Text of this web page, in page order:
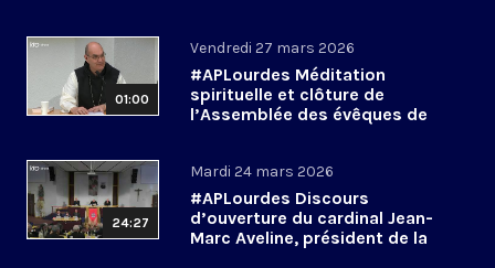
01:00
Vendredi 27 mars 2026
#APLourdes Méditation
spirituelle et clôture de
l’Assemblée des évêques de
24:27
Mardi 24 mars 2026
#APLourdes Discours
d’ouverture du cardinal Jean-
Marc Aveline, président de la